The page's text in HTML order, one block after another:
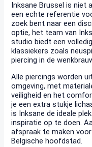
Inksane Brussel is niet
een echte referentie
zoek bent naar een
optie, het team van
studio biedt een
klassiekers zoals
piercing in de
Alle piercings worden
omgeving, met
veiligheid en het
je een extra stukje
is Inksane de ideale
inspiratie op te doen.
afspraak te maken
Belgische hoofdstad.